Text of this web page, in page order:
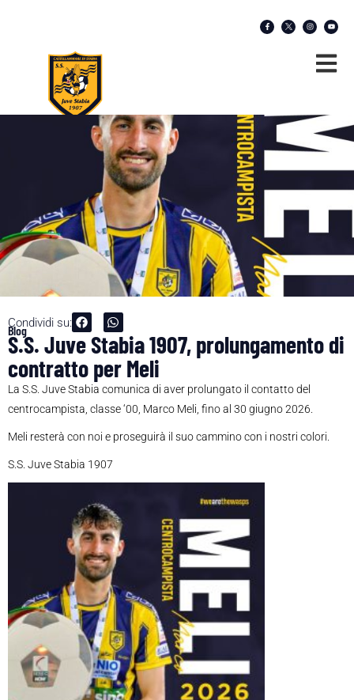
Condividi su:
Blog
S.S. Juve Stabia 1907, prolungamento di
contratto per Meli
La S.S. Juve Stabia comunica di aver prolungato il contatto del
centrocampista, classe ‘00, Marco Meli, fino al 30 giugno 2026.
Meli resterà con noi e proseguirà il suo cammino con i nostri colori.
S.S. Juve Stabia 1907